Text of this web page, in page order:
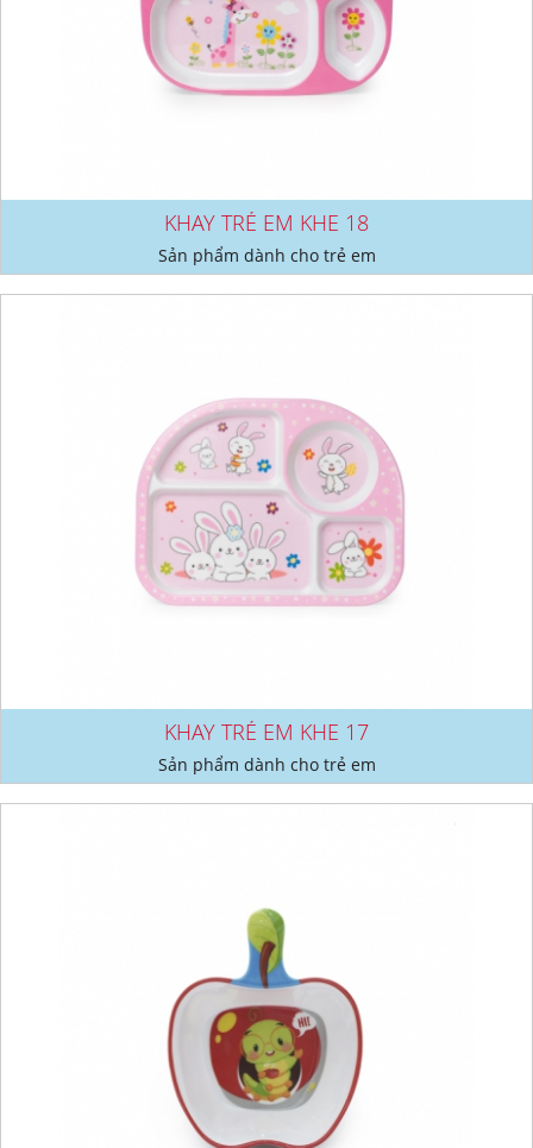
KHAY TRẺ EM KHE 18
Sản phẩm dành cho trẻ em
KHAY TRẺ EM KHE 17
Sản phẩm dành cho trẻ em